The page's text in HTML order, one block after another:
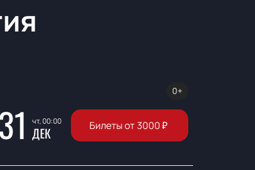
31 чт, 00:00
ДЕК
0+
Билеты от 3000₽